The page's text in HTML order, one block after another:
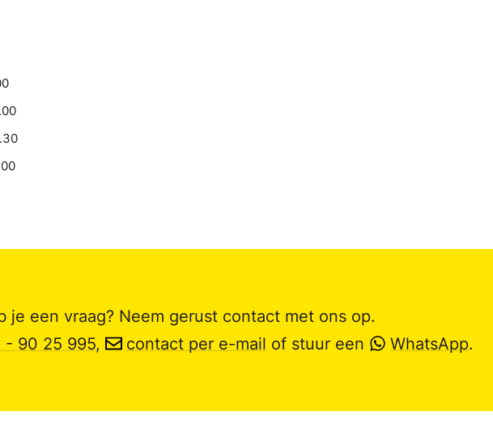
je een vraag? Neem gerust contact met ons op.
- 90 25 995, contact per e-mail of stuur een WhatsApp.